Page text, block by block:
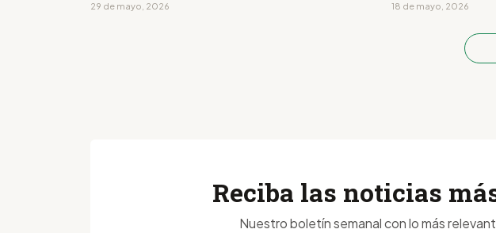
29 de mayo, 2026 18 de mayo, 2026
Reciba las noticias
Nuestro boletín semanal con lo más